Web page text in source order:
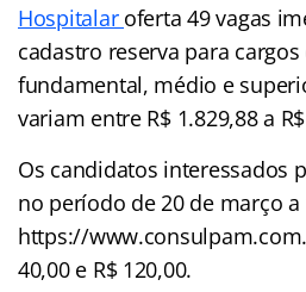
Hospitalar oferta 49 vagas
cadastro reserva para cargos
fundamental, médio e
variam entre R$ 1.829,88 a
Os candidatos interessados
no período de 20 de março
https://
40,00 e R$ 120,00.